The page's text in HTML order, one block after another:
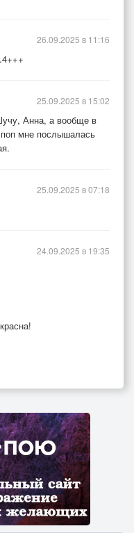
26.09.2025 в 11:16
Анна, а вообще в
мне послышалась
25.09.2025 в 15:02
25.09.2025 в 07:18
24.09.2025 в 19:35